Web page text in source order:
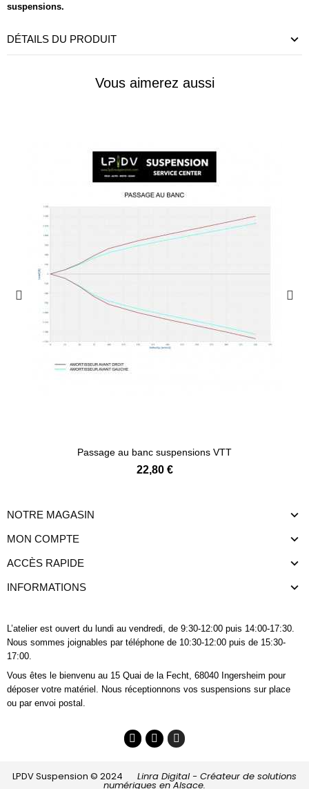
suspensions.
DÉTAILS DU PRODUIT
Vous aimerez aussi
Passage au banc suspensions VTT
22,80 €
NOTRE MAGASIN
MON COMPTE
ACCÈS RAPIDE
INFORMATIONS
L’atelier est ouvert du lundi au vendredi, de 9:30-12:00 puis 14:00-17:30.
Nous sommes joignables par téléphone de 10:30-12:00 puis de 15:30-
17:00.
Vous êtes le bienvenu au 15 Quai de la Fecht, 68040 Ingersheim pour
déposer votre matériel. Nous réceptionnons vos suspensions sur place
ou par envoi postal.
LPDV Suspension © 2024 Linra Digital - Créateur de solutions
numériques en Alsace.